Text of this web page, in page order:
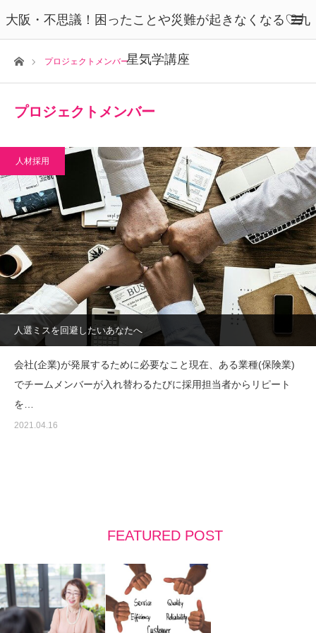
大阪・不思議！困ったことや災難が起きなくなる♡九
星気学講座
ホームプロジェクトメンバー
プロジェクトメンバー
人材採用
人選ミスを回避したいあなたへ
会社(企業)が発展するために必要なこと現在、ある業種(保険業)
でチームメンバーが入れ替わるたびに採用担当者からリピート
を…
2021.04.16
FEATURED POST